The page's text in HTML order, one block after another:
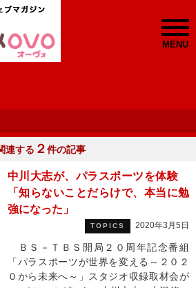
MENU
連する ２件の記事
中川大志が、パラスポーツを体験
「知らないことだらけで、本当に勉
強になった」
TOPICS 2020年3月5日
ＢＳ－ＴＢＳ開局２０周年記念番組
「パラスポーツが世界を変える～２０２
０から未来へ～」スタジオ収録取材会が